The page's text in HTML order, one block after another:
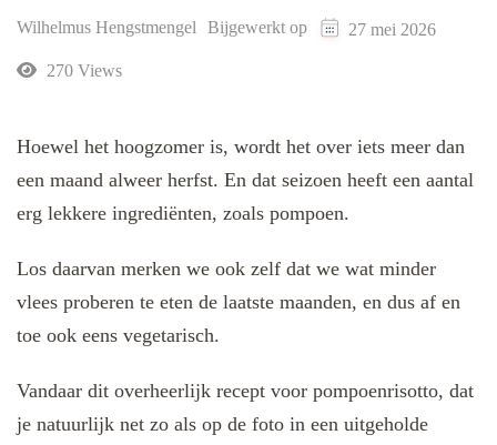
Wilhelmus Hengstmengel Bijgewerkt op 27 mei 2026
270 Views
Hoewel het hoogzomer is, wordt het over iets meer dan
een maand alweer herfst. En dat seizoen heeft een aantal
erg lekkere ingrediënten, zoals pompoen.
Los daarvan merken we ook zelf dat we wat minder
vlees proberen te eten de laatste maanden, en dus af en
toe ook eens vegetarisch.
Vandaar dit overheerlijk recept voor pompoenrisotto, dat
je natuurlijk net zo als op de foto in een uitgeholde